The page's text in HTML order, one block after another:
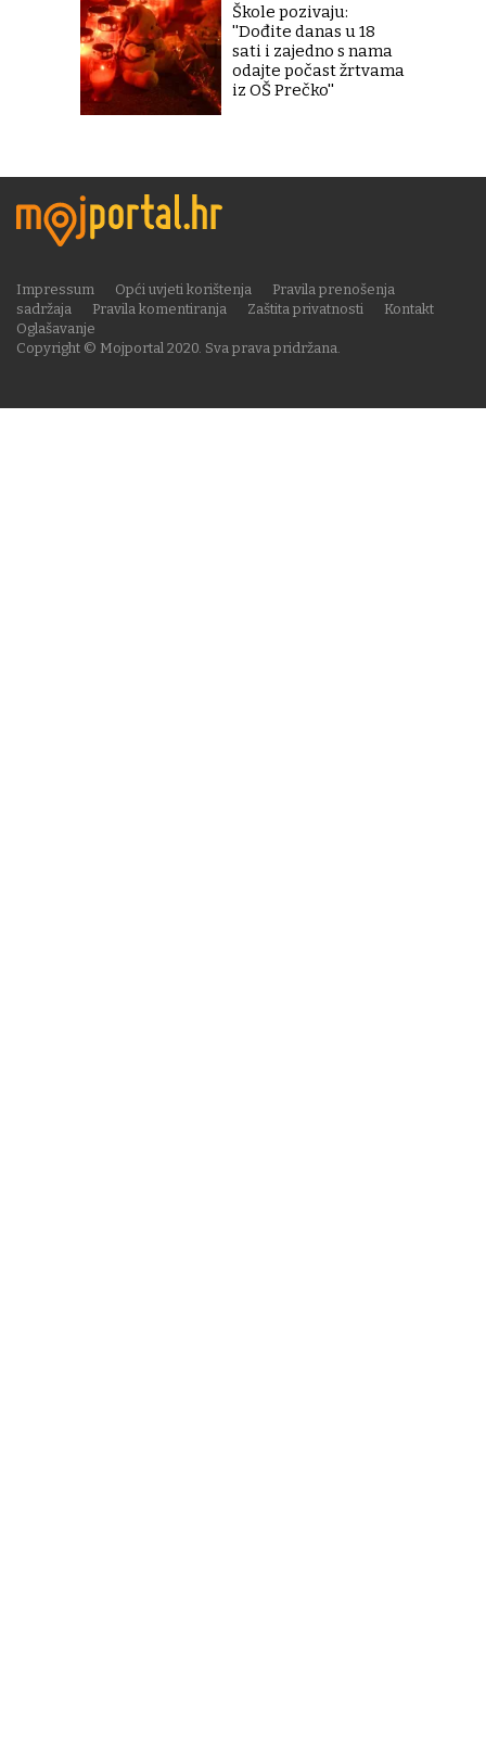
Škole pozivaju:
''Dođite danas u 18
sati i zajedno s nama
odajte počast žrtvama
iz OŠ Prečko''
Copyright © Mojportal 2020. Sva prava pridržana.
Impressum Opći uvjeti korištenja
Pravila prenošenja
sadržaja
Pravila komentiranja Zaštita privatnosti
Kontakt
Oglašavanje